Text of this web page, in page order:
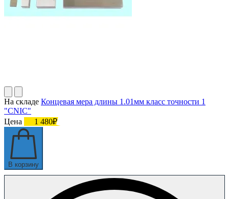
На складе Концевая мера длины 1.01мм класс точности 1
"CNIC"
Цена
1 480₽
В корзину